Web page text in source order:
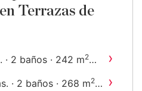
Terrazas de
· 2 baños · 242 m2 ›
· 2 baños · 268 m2 ›